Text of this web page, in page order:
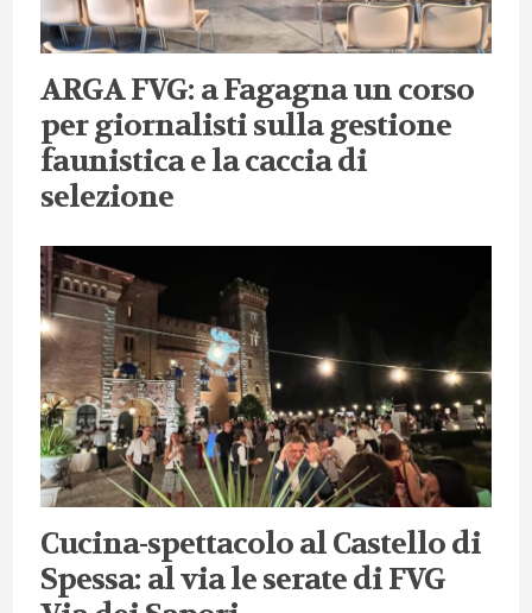
ARGA FVG: a Fagagna un corso
per giornalisti sulla gestione
faunistica e la caccia di
selezione
Cucina-spettacolo al Castello di
Spessa: al via le serate di FVG